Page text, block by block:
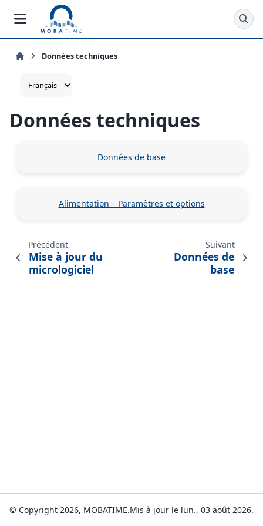
Données techniques
Données techniques
Données de base
Alimentation – Paramètres et options
Précédent
Mise à jour du
micrologiciel
Suivant
Données de
base
© Copyright 2026, MOBATIME.Mis à jour le lun., 03 août 2026.